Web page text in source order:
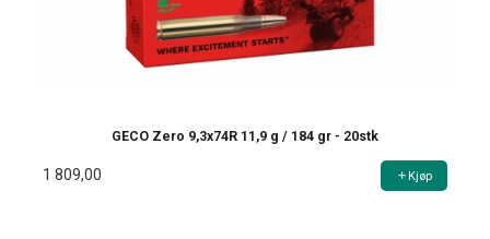
GECO Zero 9,3x74R 11,9 g / 184 gr - 20stk
1 809,00 Kjøp